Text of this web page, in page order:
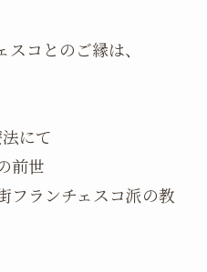
コとのご縁は、
にて
前世
フランチェスコ派の教